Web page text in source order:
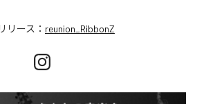
リース： reunion_RibbonZ